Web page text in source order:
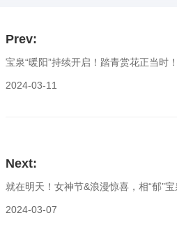
Prev:
宝泉“暖阳”持续开启！踏青赏花正当时！
2024-03-11
Next:
就在明天！女神节&浪漫惊喜，相“郁”宝
2024-03-07